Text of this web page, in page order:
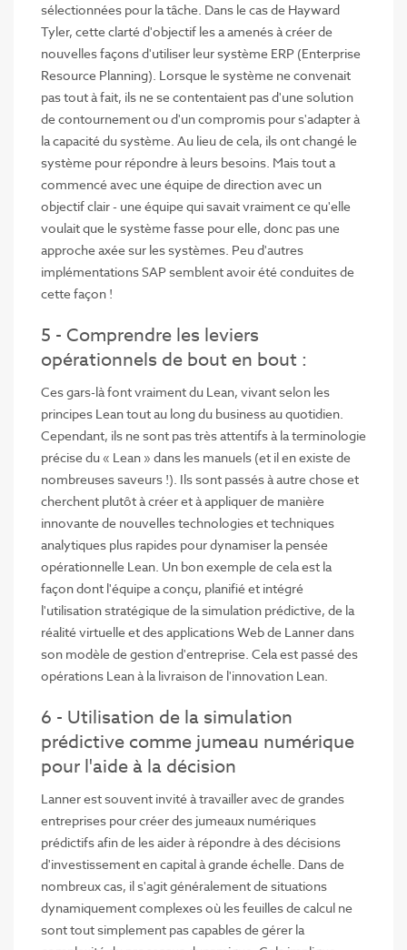
sélectionnées pour la tâche. Dans le cas de Hayward
Tyler, cette clarté d'objectif les a amenés à créer de
nouvelles façons d'utiliser leur système ERP (Enterprise
Resource Planning). Lorsque le système ne convenait
pas tout à fait, ils ne se contentaient pas d'une solution
de contournement ou d'un compromis pour s'adapter à
la capacité du système. Au lieu de cela, ils ont changé le
système pour répondre à leurs besoins. Mais tout a
commencé avec une équipe de direction avec un
objectif clair - une équipe qui savait vraiment ce qu'elle
voulait que le système fasse pour elle, donc pas une
approche axée sur les systèmes. Peu d'autres
implémentations SAP semblent avoir été conduites de
cette façon !
5 - Comprendre les leviers
opérationnels de bout en bout :
Ces gars-là font vraiment du Lean, vivant selon les
principes Lean tout au long du business au quotidien.
Cependant, ils ne sont pas très attentifs à la terminologie
précise du « Lean » dans les manuels (et il en existe de
nombreuses saveurs !). Ils sont passés à autre chose et
cherchent plutôt à créer et à appliquer de manière
innovante de nouvelles technologies et techniques
analytiques plus rapides pour dynamiser la pensée
opérationnelle Lean. Un bon exemple de cela est la
façon dont l'équipe a conçu, planifié et intégré
l'utilisation stratégique de la simulation prédictive, de la
réalité virtuelle et des applications Web de Lanner dans
son modèle de gestion d'entreprise. Cela est passé des
opérations Lean à la livraison de l'innovation Lean.
6 - Utilisation de la simulation
prédictive comme jumeau numérique
pour l'aide à la décision
Lanner est souvent invité à travailler avec de grandes
entreprises pour créer des jumeaux numériques
prédictifs afin de les aider à répondre à des décisions
d'investissement en capital à grande échelle. Dans de
nombreux cas, il s'agit généralement de situations
dynamiquement complexes où les feuilles de calcul ne
sont tout simplement pas capables de gérer la